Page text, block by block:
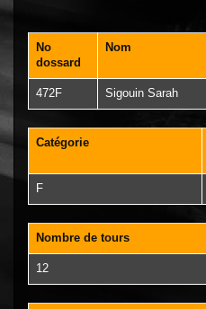
No
dossard
Nom
472F Sigouin Sarah
Catégorie
F
Nombre de tours
12